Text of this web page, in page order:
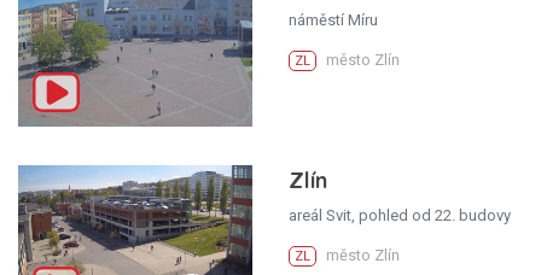
náměstí Míru
ZL město Zlín
Zlín
areál Svit, pohled od 22. budovy
ZL město Zlín